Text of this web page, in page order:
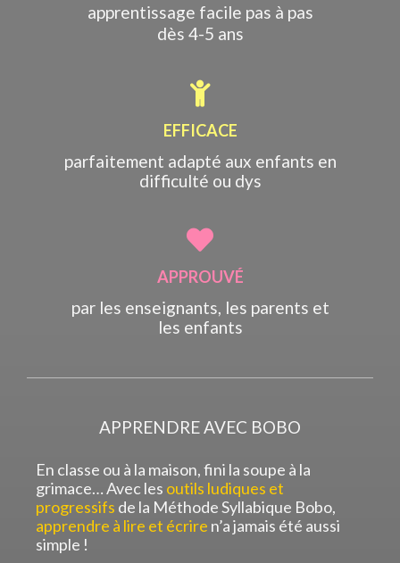
apprentissage facile pas à pas
dès 4-5 ans
EFFICACE
parfaitement adapté aux enfants en
difficulté ou dys
APPROUVÉ
par les enseignants, les parents et
les enfants
APPRENDRE AVEC BOBO
En classe ou à la maison, fini la soupe à la
grimace… Avec les outils ludiques et
progressifs de la Méthode Syllabique Bobo,
apprendre à lire et écrire n’a jamais été aussi
simple !